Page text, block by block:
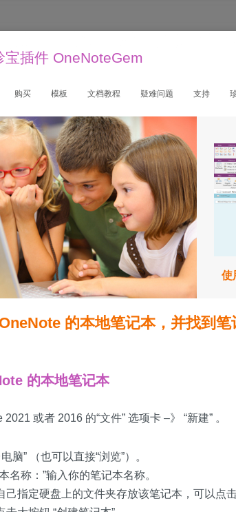
宝插件 OneNoteGem
购买 模板 文档教程 疑难问题 支持
使
的本地笔记本，并找到笔
的本地笔记本
或者 2016 的“文件” 选项卡 –》 “新建” 。
脑” （也可以直接“浏览”）。
名称：”输入你的笔记本名称。
己指定硬盘上的文件夹存放该笔记本，可以点击